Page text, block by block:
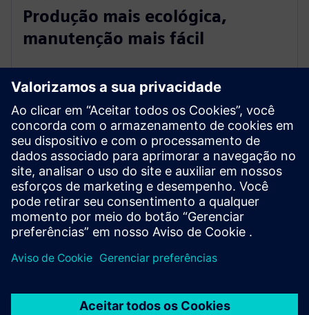
Produção mais ecológica,
manutenção mais fácil
O OEM usou a biblioteca de funções padrão
comprovada e continuamente atualizada da Siemens
para superar os desafios técnicos. Por meio de uma
produção mais ecológica e de uma manutenção mais
fácil, essa abordagem garantiu maior segurança,
eficiência e desempenho.